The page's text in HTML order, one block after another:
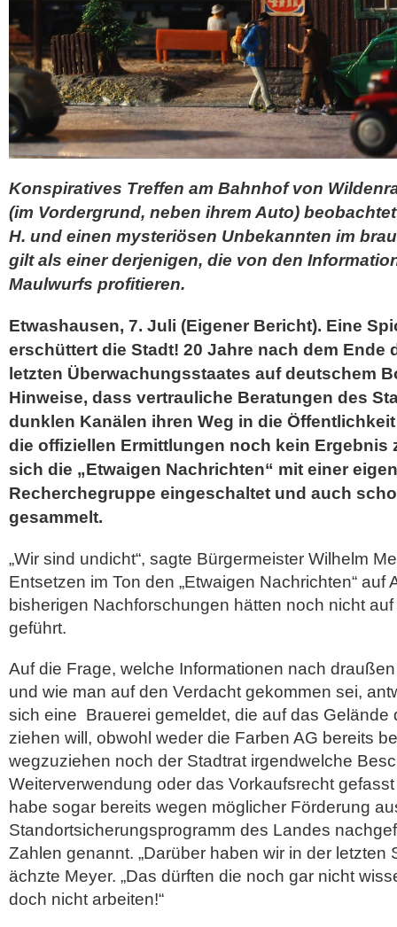
Konspiratives Treffen am Bahnhof von
(im Vordergrund, neben ihrem Auto)
H. und einen mysteriösen Unbekannten im
gilt als einer derjenigen, die von den
Maulwurfs profitieren.
Etwashausen, 7. Juli (Eigener Bericht). Eine
erschüttert die Stadt! 20 Jahre nach dem Ende
letzten Überwachungsstaates auf deutschem
Hinweise, dass vertrauliche Beratungen des
dunklen Kanälen ihren Weg in die
die offiziellen Ermittlungen noch kein Ergebnis
sich die „Etwaigen Nachrichten“ mit einer
Recherchegruppe eingeschaltet und auch
gesammelt.
„Wir sind undicht“, sagte Bürgermeister Wilhelm
Entsetzen im Ton den „Etwaigen Nachrichten“ auf
bisherigen Nachforschungen hätten noch nicht
geführt.
Auf die Frage, welche Informationen nach
und wie man auf den Verdacht gekommen sei,
sich eine Brauerei gemeldet, die auf das Gelände
ziehen will, obwohl weder die Farben AG bereits
wegzuziehen noch der Stadtrat irgendwelche
Weiterverwendung oder das Vorkaufsrecht gefasst
habe sogar bereits wegen möglicher Förderung
Standortsicherungsprogramm des Landes
Zahlen genannt. „Darüber haben wir in der letzten
ächzte Meyer. „Das dürften die noch gar nicht
doch nicht arbeiten!“